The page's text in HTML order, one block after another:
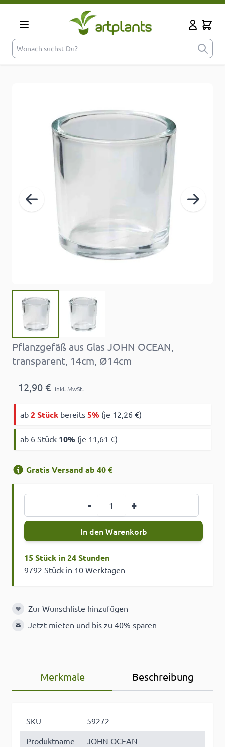
Zum Inhalt springen
Cart
Pflanzgefäß aus Glas JOHN OCEAN,
transparent, 14cm, Ø14cm
12,90 € inkl. MwSt.
ab 2 Stück bereits 5% (je 12,26 €)
ab 6 Stück 10% (je 11,61 €)
Gratis Versand ab 40 €
- +
In den Warenkorb
15 Stück in 24 Stunden
9792 Stück in 10 Werktagen
Zur Wunschliste hinzufügen
Zur Wunschliste hinzufügen
Jetzt mieten und bis zu 40% sparen
Merkmale Beschreibung
SKU
59272
Produktname
JOHN OCEAN